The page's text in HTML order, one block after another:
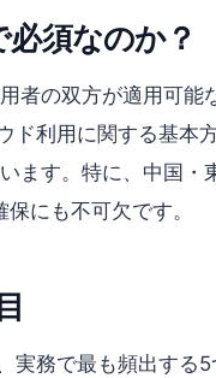
須なのか？
者の双方が適用可
利用に関する基本
ます。特に、中国
にも不可欠です。
務で最も頻出する